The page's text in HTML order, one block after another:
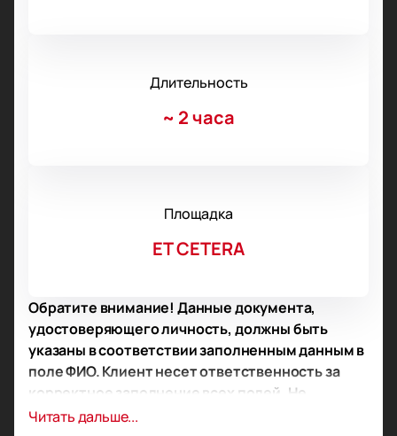
Длительность
~ 2 часа
Площадка
ET CETERA
Обратите внимание! Данные документа,
удостоверяющего личность, должны быть
указаны в соответствии заполненным данным в
поле ФИО. Клиент несет ответственность за
корректное заполнение всех полей. Не
забудьте взять документ с собой!
Читать дальше...